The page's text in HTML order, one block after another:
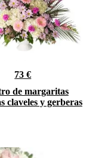
73 €
de margaritas
claveles y gerberas